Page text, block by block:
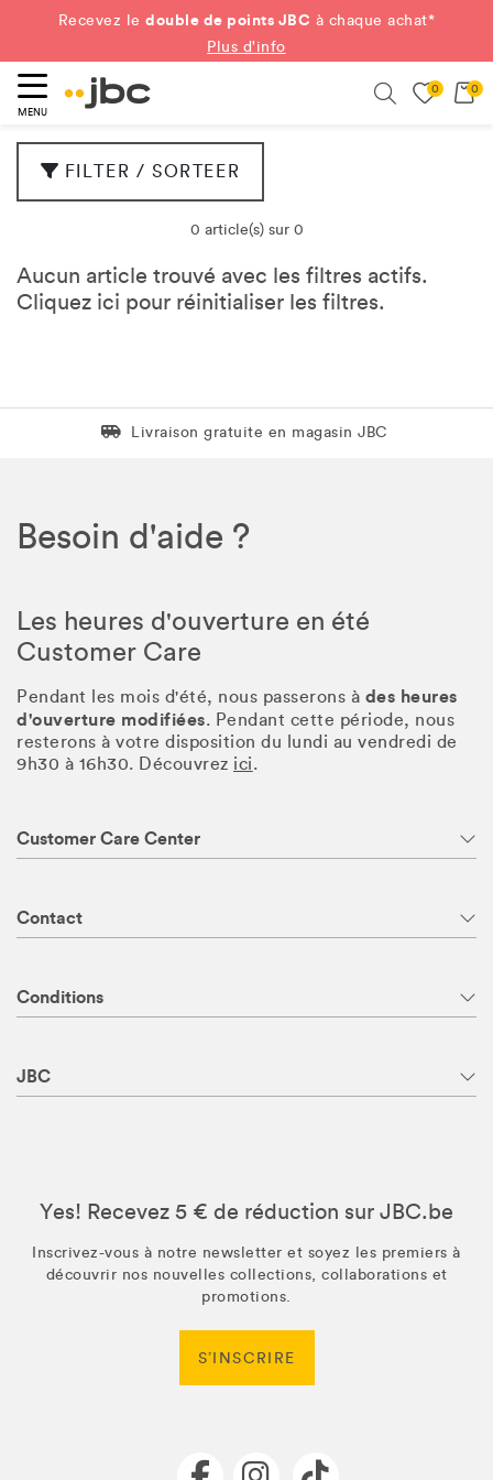
Recevez ledouble de points JBC à chaque achat*
Plus d'info
MENU
0 0
FILTER / SORTEER
0 article(s) sur 0
Aucun article trouvé avec les filtres actifs.
Cliquez ici pour réinitialiser les filtres.
Livraison gratuite en magasin JBC
Livraison gratuite en magasin JBC
Besoin d'aide ?
Les heures d'ouverture en été
Customer Care
Pendant les mois d'été, nous passerons à des heures
d'ouverture modifiées. Pendant cette période, nous
resterons à votre disposition du lundi au vendredi de
9h30 à 16h30. Découvrez ici.
Customer Care Center
Contact
Conditions
JBC
Yes! Recevez 5 € de réduction sur JBC.be
Inscrivez-vous à notre newsletter et soyez les premiers à
découvrir nos nouvelles collections, collaborations et
promotions.
S’INSCRIRE